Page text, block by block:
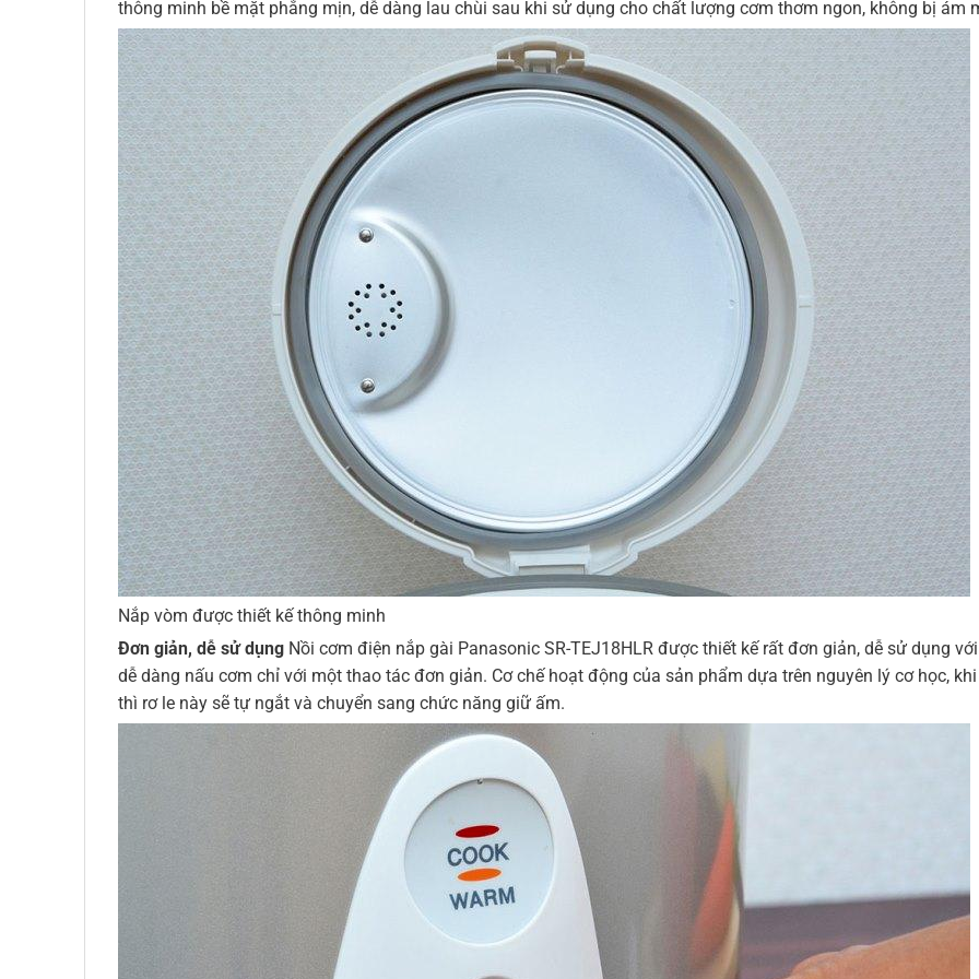
thông minh bề mặt phẳng mịn, dễ dàng lau chùi sau khi sử dụng cho chất lượng cơm thơm ngon, không bị ám
Nắp vòm được thiết kế thông minh
Đơn giản, dễ sử dụng Nồi cơm điện nắp gài Panasonic SR-TEJ18HLR được thiết kế rất đơn giản, dễ sử dụng
dễ dàng nấu cơm chỉ với một thao tác đơn giản. Cơ chế hoạt động của sản phẩm dựa trên nguyên lý cơ học,
thì rơ le này sẽ tự ngắt và chuyển sang chức năng giữ ấm.